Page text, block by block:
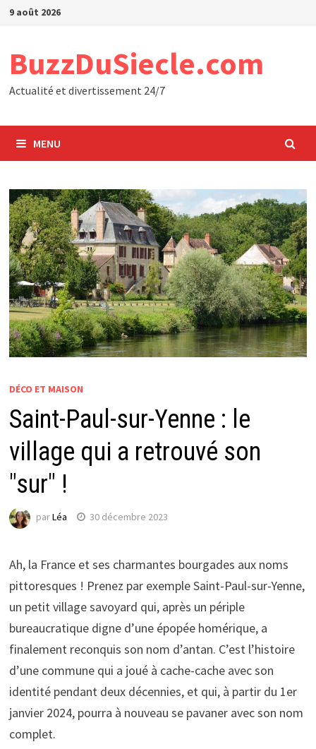
Passer
9 août 2026
BuzzDuSiecle.com
Actualité et divertissement 24/7
MENU
DÉCO ET MAISON
Saint-Paul-sur-Yenne : le
village qui a retrouvé son
"sur" !
parLéa 30 décembre 2023
Ah, la France et ses charmantes bourgades aux noms
pittoresques ! Prenez par exemple Saint-Paul-sur-Yenne,
un petit village savoyard qui, après un périple
bureaucratique digne d’une épopée homérique, a
finalement reconquis son nom d’antan. C’est l’histoire
d’une commune qui a joué à cache-cache avec son
identité pendant deux décennies, et qui, à partir du 1er
janvier 2024, pourra à nouveau se pavaner avec son nom
complet.